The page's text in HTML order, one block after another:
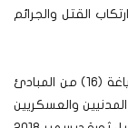
القتل والجرائم
ونُوقشت خلال مؤتمر العدالة الذي هدف إلى صياغة (16) من المبادئ
والعسكريين